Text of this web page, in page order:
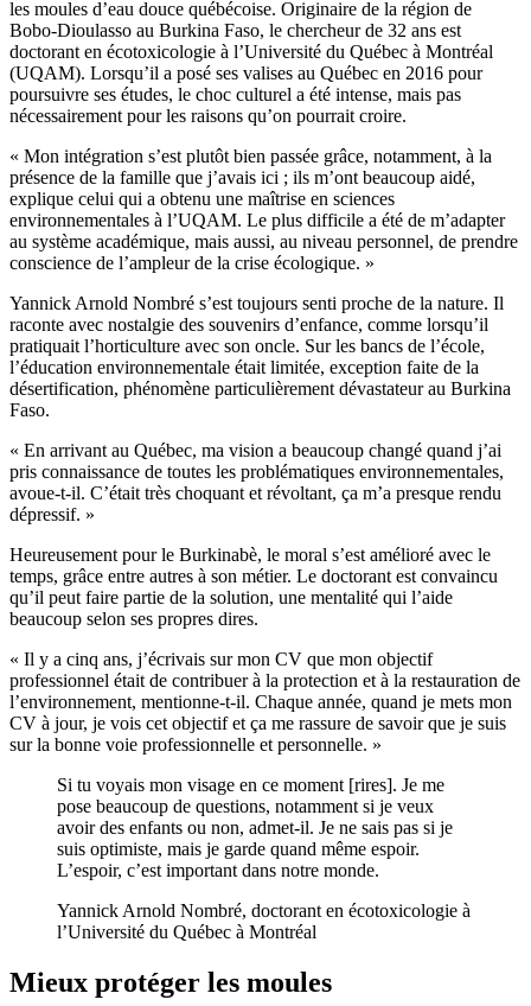
les moules d’eau douce québécoise. Originaire de la région de
Bobo-Dioulasso au Burkina Faso, le chercheur de 32 ans est
doctorant en écotoxicologie à l’Université du Québec à Montréal
(UQAM). Lorsqu’il a posé ses valises au Québec en 2016 pour
poursuivre ses études, le choc culturel a été intense, mais pas
nécessairement pour les raisons qu’on pourrait croire.
« Mon intégration s’est plutôt bien passée grâce, notamment, à la
présence de la famille que j’avais ici ; ils m’ont beaucoup aidé,
explique celui qui a obtenu une maîtrise en sciences
environnementales à l’UQAM. Le plus difficile a été de m’adapter
au système académique, mais aussi, au niveau personnel, de prendre
conscience de l’ampleur de la crise écologique. »
Yannick Arnold Nombré s’est toujours senti proche de la nature. Il
raconte avec nostalgie des souvenirs d’enfance, comme lorsqu’il
pratiquait l’horticulture avec son oncle. Sur les bancs de l’école,
l’éducation environnementale était limitée, exception faite de la
désertification, phénomène particulièrement dévastateur au Burkina
Faso.
« En arrivant au Québec, ma vision a beaucoup changé quand j’ai
pris connaissance de toutes les problématiques environnementales,
avoue-t-il. C’était très choquant et révoltant, ça m’a presque rendu
dépressif. »
Heureusement pour le Burkinabè, le moral s’est amélioré avec le
temps, grâce entre autres à son métier. Le doctorant est convaincu
qu’il peut faire partie de la solution, une mentalité qui l’aide
beaucoup selon ses propres dires.
« Il y a cinq ans, j’écrivais sur mon CV que mon objectif
professionnel était de contribuer à la protection et à la restauration de
l’environnement, mentionne-t-il. Chaque année, quand je mets mon
CV à jour, je vois cet objectif et ça me rassure de savoir que je suis
sur la bonne voie professionnelle et personnelle. »
Si tu voyais mon visage en ce moment [rires]. Je me
pose beaucoup de questions, notamment si je veux
avoir des enfants ou non, admet-il. Je ne sais pas si je
suis optimiste, mais je garde quand même espoir.
L’espoir, c’est important dans notre monde.
Yannick Arnold Nombré, doctorant en écotoxicologie à
l’Université du Québec à Montréal
Mieux protéger les moules